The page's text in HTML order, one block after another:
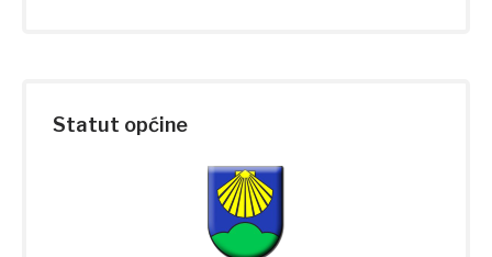
Statut općine